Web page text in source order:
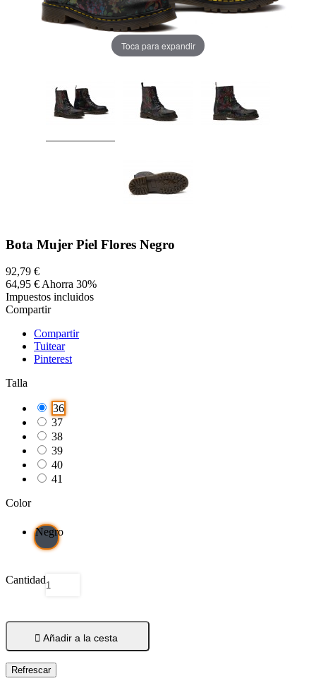
Toca para expandir
Bota Mujer Piel Flores Negro
92,79 €
64,95 €Ahorra 30%
Impuestos incluidos
Compartir
Compartir
Tuitear
Pinterest
Talla
36
37
38
39
40
41
Color
Negro
Cantidad
 Añadir a la cesta